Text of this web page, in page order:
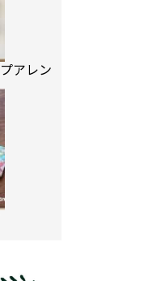
アレン